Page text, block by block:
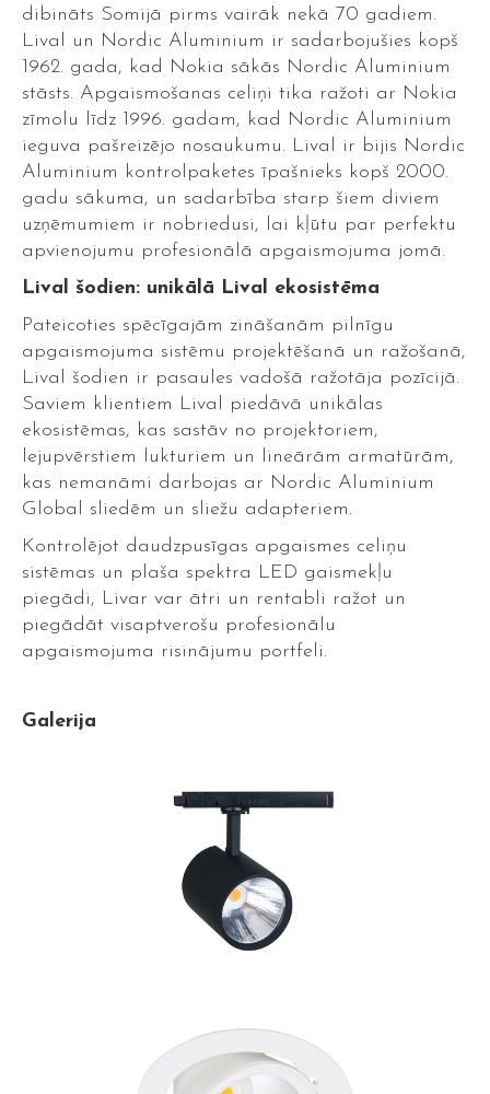
dibināts Somijā pirms vairāk nekā 70 gadiem.
Lival un Nordic Aluminium ir sadarbojušies kopš
1962. gada, kad Nokia sākās Nordic Aluminium
stāsts. Apgaismošanas celiņi tika ražoti ar Nokia
zīmolu līdz 1996. gadam, kad Nordic Aluminium
ieguva pašreizējo nosaukumu. Lival ir bijis Nordic
Aluminium kontrolpaketes īpašnieks kopš 2000.
gadu sākuma, un sadarbība starp šiem diviem
uzņēmumiem ir nobriedusi, lai kļūtu par perfektu
apvienojumu profesionālā apgaismojuma jomā.
Lival šodien: unikālā Lival ekosistēma
Pateicoties spēcīgajām zināšanām pilnīgu
apgaismojuma sistēmu projektēšanā un ražošanā,
Lival šodien ir pasaules vadošā ražotāja pozīcijā.
Saviem klientiem Lival piedāvā unikālas
ekosistēmas, kas sastāv no projektoriem,
lejupvērstiem lukturiem un lineārām armatūrām,
kas nemanāmi darbojas ar Nordic Aluminium
Global sliedēm un sliežu adapteriem.
Kontrolējot daudzpusīgas apgaismes celiņu
sistēmas un plaša spektra LED gaismekļu
piegādi, Livar var ātri un rentabli ražot un
piegādāt visaptverošu profesionālu
apgaismojuma risinājumu portfeli.
Galerija